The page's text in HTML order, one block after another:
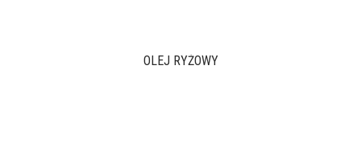
OLEJ RYŻOWY